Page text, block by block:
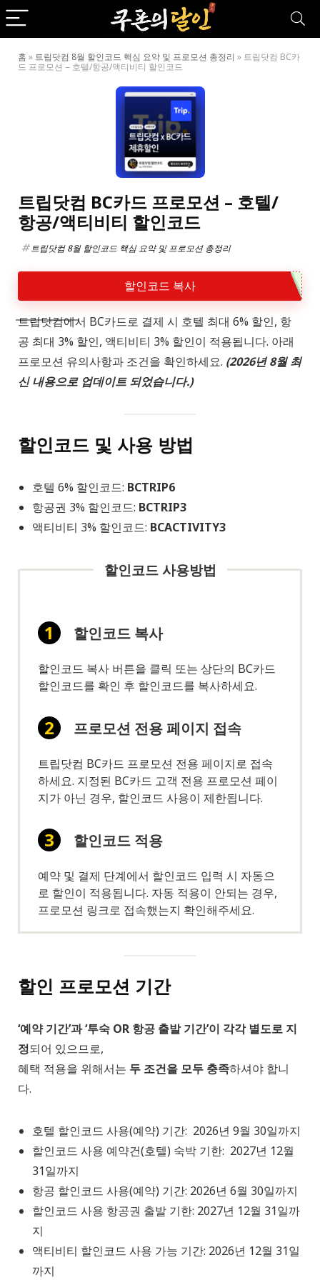
홈 » 트립닷컴 8월 할인코드 핵심 요약 및 프로모션 총정리 » 트립닷컴 BC카
드 프로모션 – 호텔/항공/액티비티 할인코드
트립닷컴 BC카드 프로모션 – 호텔/
항공/액티비티 할인코드
트립닷컴 8월 할인코드 핵심 요약 및 프로모션 총정리
할인코드 복사
트립닷컴에서 BC카드로 결제 시 호텔 최대 6% 할인, 항
공 최대 3% 할인, 액티비티 3% 할인이 적용됩니다. 아래
프로모션 유의사항과 조건을 확인하세요. (2026년 8월 최
신 내용으로 업데이트 되었습니다.)
할인코드 및 사용 방법
호텔 6% 할인코드: BCTRIP6
항공권 3% 할인코드: BCTRIP3
액티비티 3% 할인코드: BCACTIVITY3
할인코드 사용방법
할인코드 복사
할인코드 복사 버튼을 클릭 또는 상단의 BC카드
할인코드를 확인 후 할인코드를 복사하세요.
프로모션 전용 페이지 접속
트립닷컴 BC카드 프로모션 전용 페이지로 접속
하세요. 지정된 BC카드 고객 전용 프로모션 페이
지가 아닌 경우, 할인코드 사용이 제한됩니다.
할인코드 적용
예약 및 결제 단계에서 할인코드 입력 시 자동으
로 할인이 적용됩니다. 자동 적용이 안되는 경우,
프로모션 링크로 접속했는지 확인해주세요.
할인 프로모션 기간
‘예약 기간’과 ‘투숙 OR 항공 출발 기간’이 각각 별도로 지
정되어 있으므로,
혜택 적용을 위해서는 두 조건을 모두 충족하셔야 합니
다.
호텔 할인코드 사용(예약) 기간: 2026년 9월 30일까지
할인코드 사용 예약건(호텔) 숙박 기한: 2027년 12월
31일까지
항공 할인코드 사용(예약) 기간: 2026년 6월 30일까지
할인코드 사용 항공권 출발 기한: 2027년 12월 31일까
지
액티비티 할인코드 사용 가능 기간: 2026년 12월 31일
까지